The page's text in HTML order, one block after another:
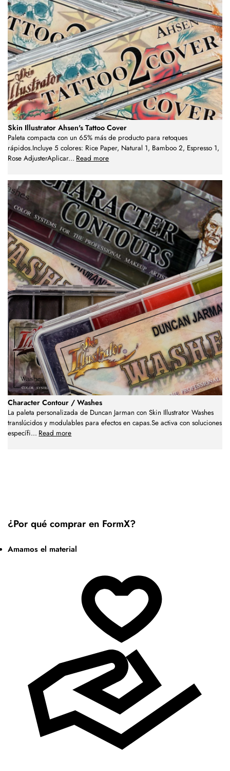
Skin Illustrator Ahsen's Tattoo Cover
Paleta compacta con un 65% más de producto para retoques
rápidos.Incluye 5 colores: Rice Paper, Natural 1, Bamboo 2, Espresso 1,
Rose AdjusterAplicar... Read more
Character Contour / Washes
La paleta personalizada de Duncan Jarman con Skin Illustrator Washes
translúcidos y modulables para efectos en capas.Se activa con soluciones
específi... Read more
¿Por qué comprar en FormX?
Amamos el material